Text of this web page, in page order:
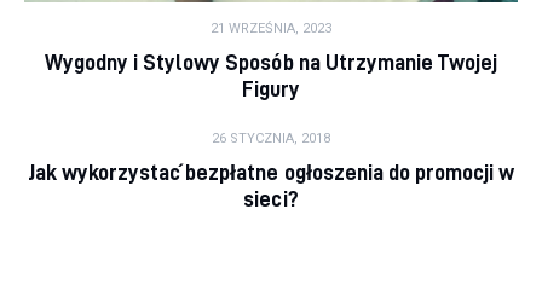
21 WRZEŚNIA, 2023
Wygodny i Stylowy Sposób na Utrzymanie Twojej
Figury
26 STYCZNIA, 2018
Jak wykorzystać bezpłatne ogłoszenia do promocji w
sieci?